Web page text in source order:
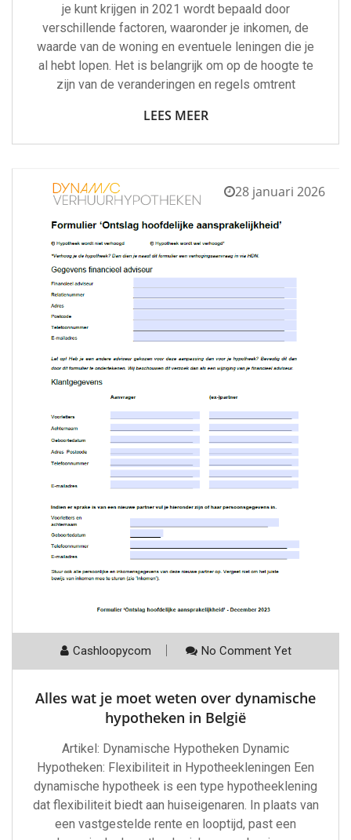
je kunt krijgen in 2021 wordt bepaald door
verschillende factoren, waaronder je inkomen, de
waarde van de woning en eventuele leningen die je
al hebt lopen. Het is belangrijk om op de hoogte te
zijn van de veranderingen en regels omtrent
LEES MEER
28 januari 2026
Cashloopycom No Comment Yet
Alles wat je moet weten over dynamische
hypotheken in België
Artikel: Dynamische Hypotheken Dynamic
Hypotheken: Flexibiliteit in Hypotheekleningen Een
dynamische hypotheek is een type hypotheeklening
dat flexibiliteit biedt aan huiseigenaren. In plaats van
een vastgestelde rente en looptijd, past een